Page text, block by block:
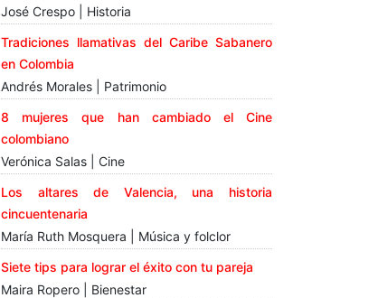
José Crespo | Historia
Tradiciones llamativas del Caribe Sabanero
en Colombia
Andrés Morales | Patrimonio
8 mujeres que han cambiado el Cine
colombiano
Verónica Salas | Cine
Los altares de Valencia, una historia
cincuentenaria
María Ruth Mosquera | Música y folclor
Siete tips para lograr el éxito con tu pareja
Maira Ropero | Bienestar